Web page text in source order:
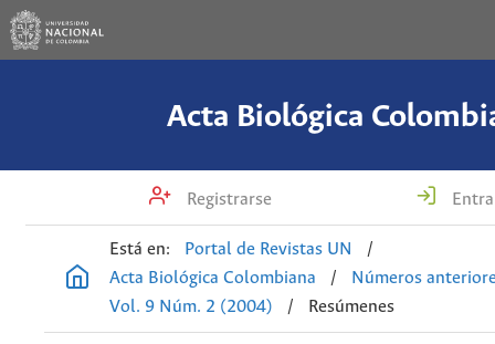
Acta Biológica
Registrarse
Está en: Portal de Revistas UN
/
Acta Biológica Colombiana
/
Números
Vol. 9 Núm. 2 (2004)
/ Resúmenes